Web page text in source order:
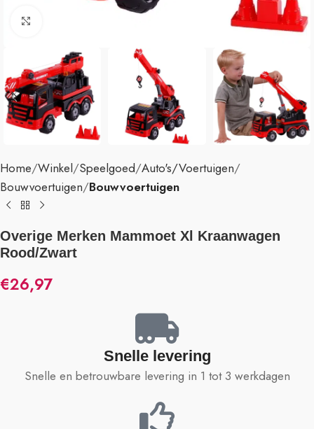
Home Winkel Speelgoed Auto's/Voertuigen
Bouwvoertuigen Bouwvoertuigen
Overige Merken Mammoet Xl Kraanwagen
Rood/Zwart
€26,97
Snelle levering
Snelle en betrouwbare levering in 1 tot 3 werkdagen